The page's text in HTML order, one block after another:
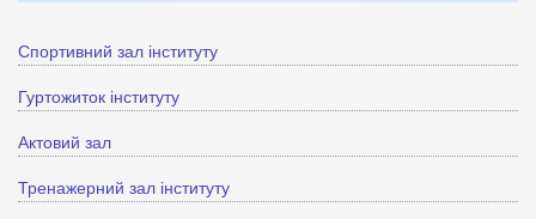
Спортивний зал інституту
Гуртожиток інституту
Актовий зал
Тренажерний зал інституту